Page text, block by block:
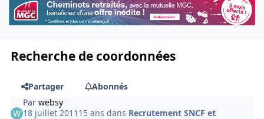
Recherche de coordonnées
Partager
Abonnés
Parwebsy
18 juillet 2011 15 ans dans Recrutement SNCF et